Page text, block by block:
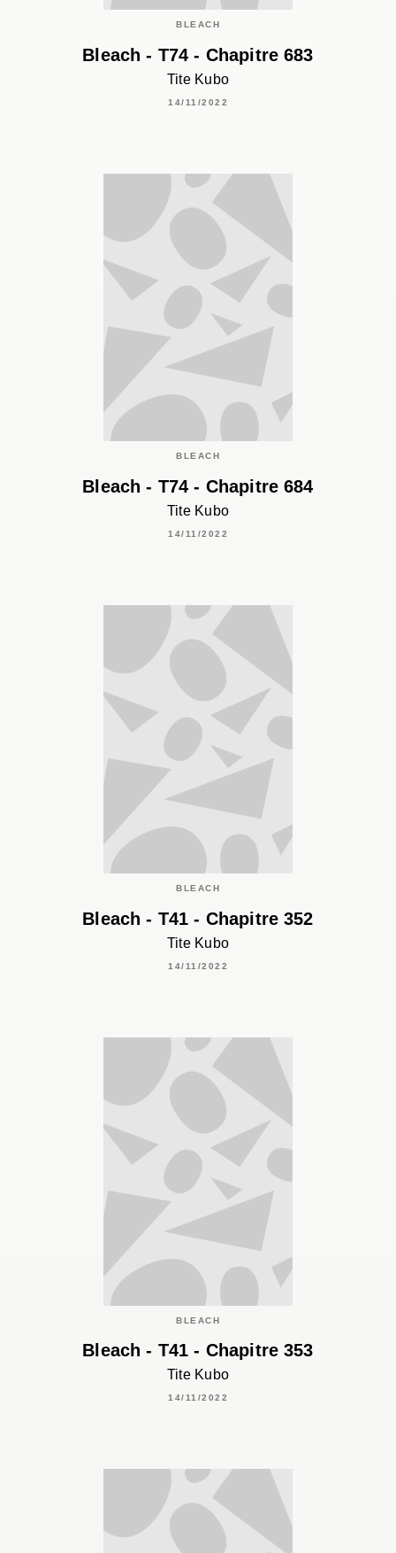
BLEACH
Bleach - T74 - Chapitre 683
Tite Kubo
14/11/2022
BLEACH
Bleach - T74 - Chapitre 684
Tite Kubo
14/11/2022
BLEACH
Bleach - T41 - Chapitre 352
Tite Kubo
14/11/2022
BLEACH
Bleach - T41 - Chapitre 353
Tite Kubo
14/11/2022